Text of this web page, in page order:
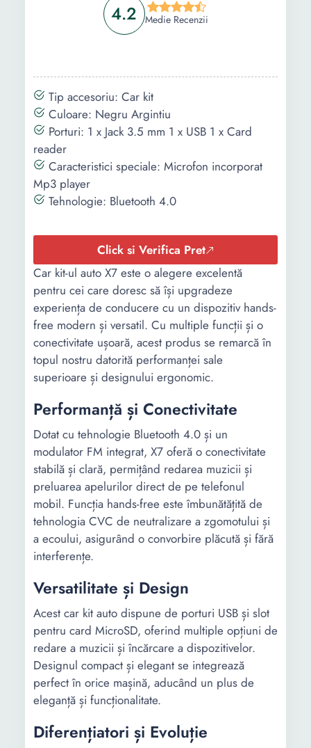
4.2 Medie Recenzii
Tip accesoriu: Car kit
Culoare: Negru Argintiu
Porturi: 1 x Jack 3.5 mm 1 x USB 1 x Card
reader
Caracteristici speciale: Microfon incorporat
Mp3 player
Tehnologie: Bluetooth 4.0
Click si Verifica Pret
Car kit-ul auto X7 este o alegere excelentă
pentru cei care doresc să își upgradeze
experiența de conducere cu un dispozitiv hands-
free modern și versatil. Cu multiple funcții și o
conectivitate ușoară, acest produs se remarcă în
topul nostru datorită performanței sale
superioare și designului ergonomic.
Performanță și Conectivitate
Dotat cu tehnologie Bluetooth 4.0 și un
modulator FM integrat, X7 oferă o conectivitate
stabilă și clară, permițând redarea muzicii și
preluarea apelurilor direct de pe telefonul
mobil. Funcția hands-free este îmbunătățită de
tehnologia CVC de neutralizare a zgomotului și
a ecoului, asigurând o convorbire plăcută și fără
interferențe.
Versatilitate și Design
Acest car kit auto dispune de porturi USB și slot
pentru card MicroSD, oferind multiple opțiuni de
redare a muzicii și încărcare a dispozitivelor.
Designul compact și elegant se integrează
perfect în orice mașină, aducând un plus de
eleganță și funcționalitate.
Diferențiatori și Evoluție